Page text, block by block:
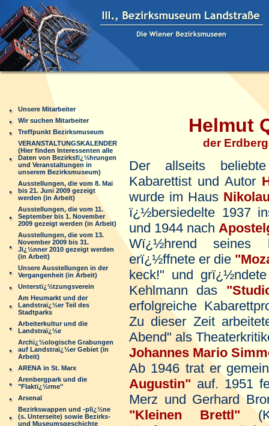
Unsere Mitarbeiter
Wir suchen Mitarbeiter
Treffpunkt Bezirksmuseum
VERANSTALTUNGSKALENDER
(Hier finden Interessenten alle
Daten von Bezirksfï¿½hrungen
und Veranstaltungen in
unserem Bezirksmuseum)
Ausstellungen, die vom 8. Mai
bis 21. Juni 2009 gezeigt
werden (in Arbeit)
Ausstellungen, die vom 11.
September bis 1. November
2009 gezeigt werden (in Arbeit)
Ausstellungen, die vom 13.
November 2009 bis 31.
Jï¿½nner 2010 gezeigt werden
(in Arbeit)
Unsere Ausstellungen in der
Vergangenheit (in Arbeit)
Unterstï¿½tzungsverein
Am Heumarkt und der
Landstraï¿½er Teil des
Stadtparks
Arbeiterkultur und die
Landstraï¿½e
Archï¿½ologische Grabungen
auf Landstraï¿½er Gebiet (in
Arbeit)
ARENA in St. Marx
Arenbergpark und die
"Flaktï¿½rme"
Arsenal
Bezirkswappen und -plï¿½ne
(s. Unterseite) sowie Bezirks-
und Museumsgeschichte
Helmut
der Erdberger
Der allseits
Kabarettist und Autor
wurde im Haus
ï¿½bersiedelte 1937
und 1944 nach
Wï¿½hrend seines
erï¿½ffnete er die
keck!" und
Kehlmann das
erfolgreiche
Zu dieser Zeit
Abend" als
Johannes Mario
Ab 1946 trat er
Augustin" auf. 1951
Merz und Gerhard
"Kleinen Brettl"